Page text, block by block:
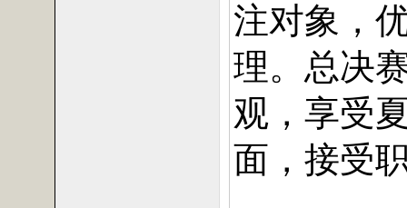
注对象，
理。总决
观，享受
面，接受